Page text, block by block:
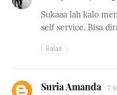
Sukaaa lah kalo
self service. Bisa
Balas
Suria Amanda 7